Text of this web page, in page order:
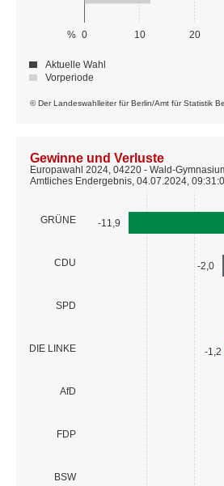
0 10 20
%
© Der Landeswahlleiter für Berlin/Amt für Statistik
Aktuelle Wahl
Vorperiode
GRÜNE
CDU
SPD
DIE LINKE
AfD
FDP
BSW
-11,9
-2,0
-1,2
Gewinne und Verluste
Europawahl 2024, 04220 - Wald-
Amtliches Endergebnis, 04.07.2024,